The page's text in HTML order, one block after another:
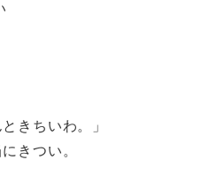
きちいわ。」
きつい。